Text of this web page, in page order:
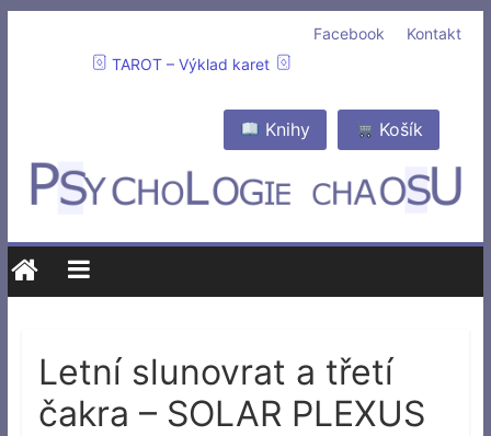
Kontakt
Facebook
TAROT – Výklad karet
Košík
Knihy
Letní slunovrat a třetí
čakra – SOLAR PLEXUS